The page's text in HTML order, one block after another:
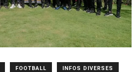
FOOTBALL INFOS DIVERSES